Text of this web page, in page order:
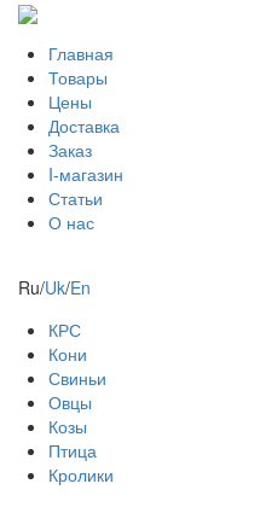
Главная
Товары
Цены
Доставка
Заказ
I-магазин
Статьи
О нас
Ru/Uk/En
КРС
Кони
Свиньи
Овцы
Козы
Птица
Кролики